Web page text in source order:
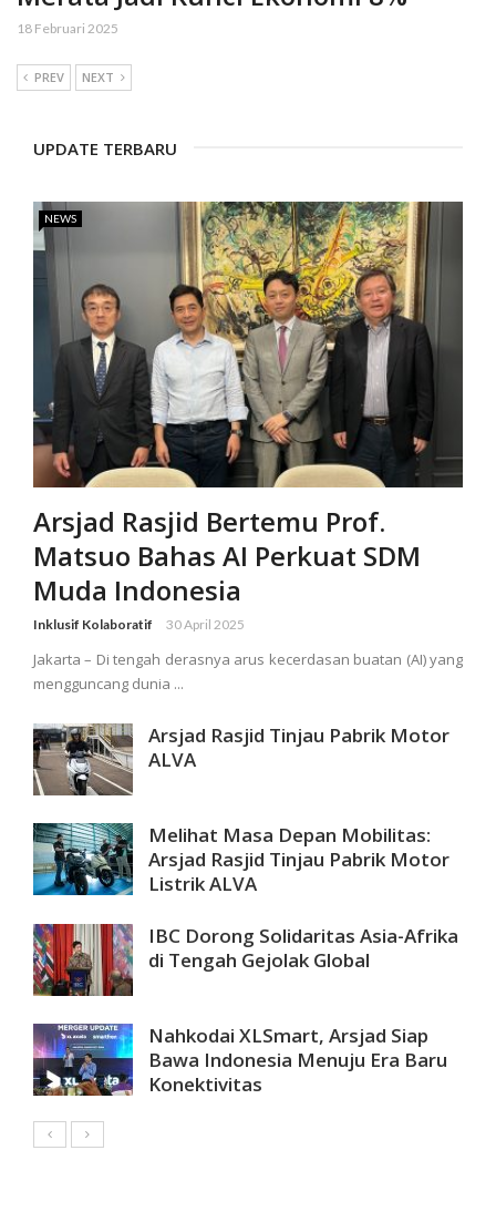
18 Februari 2025
PREV NEXT
UPDATE TERBARU
NEWS
Arsjad Rasjid Bertemu Prof.
Matsuo Bahas AI Perkuat SDM
Muda Indonesia
Inklusif Kolaboratif 30 April 2025
Jakarta – Di tengah derasnya arus kecerdasan buatan (AI) yang
mengguncang dunia ...
Arsjad Rasjid Tinjau Pabrik Motor
ALVA
Melihat Masa Depan Mobilitas:
Arsjad Rasjid Tinjau Pabrik Motor
Listrik ALVA
IBC Dorong Solidaritas Asia-Afrika
di Tengah Gejolak Global
Nahkodai XLSmart, Arsjad Siap
Bawa Indonesia Menuju Era Baru
Konektivitas